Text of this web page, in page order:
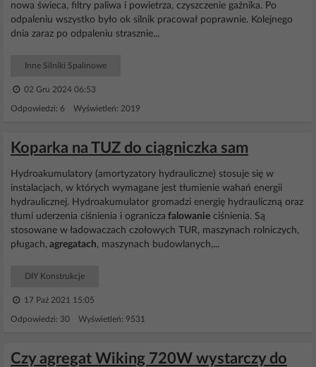
nowa świeca, filtry paliwa i powietrza, czyszczenie gaźnika. Po
odpaleniu wszystko było ok silnik pracował poprawnie. Kolejnego
dnia zaraz po odpaleniu strasznie...
Inne Silniki Spalinowe
02 Gru 2024 06:53
Odpowiedzi: 6 Wyświetleń: 2019
Koparka na TUZ do ciągniczka sam
Hydroakumulatory (amortyzatory hydrauliczne) stosuje się w
instalacjach, w których wymagane jest tłumienie wahań energii
hydraulicznej. Hydroakumulator gromadzi energię hydrauliczną oraz
tłumi uderzenia ciśnienia i ogranicza falowanie ciśnienia. Są
stosowane w ładowaczach czołowych TUR, maszynach rolniczych,
pługach, agregatach, maszynach budowlanych,...
DIY Konstrukcje
17 Paź 2021 15:05
Odpowiedzi: 30 Wyświetleń: 9531
Czy agregat Wiking 720W wystarczy do